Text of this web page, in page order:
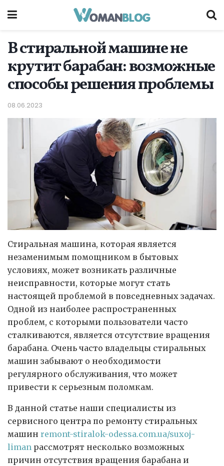
В стиральной машине не
крутит барабан: возможные
способы решения проблемы
08.06.2023
Стиральная машина, которая является
незаменимым помощником в бытовых
условиях, может возникать различные
неисправности, которые могут стать
настоящей проблемой в повседневных задачах.
Одной из наиболее распространенных
проблем, с которыми пользователи часто
сталкиваются, является отсутствие вращения
барабана. Очень часто владельцы стиральных
машин забывают о необходимости
регулярного обслуживания, что может
привести к серьезным поломкам.
В данной статье наши специалисты из
сервисного центра по ремонту стиральных
машин remont-stiralok-odessa.com.ua/suxoj-
liman рассмотрят несколько возможных
причин отсутствия вращения барабана и